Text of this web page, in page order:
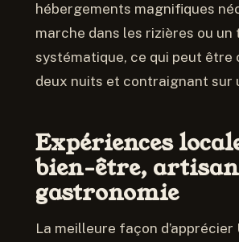
hébergements magnifiques
marche dans les rizières ou
systématique, ce qui peut être
deux nuits et contraignant sur
Expériences
bien-être,
gastronomie
La meilleure façon d’apprécier